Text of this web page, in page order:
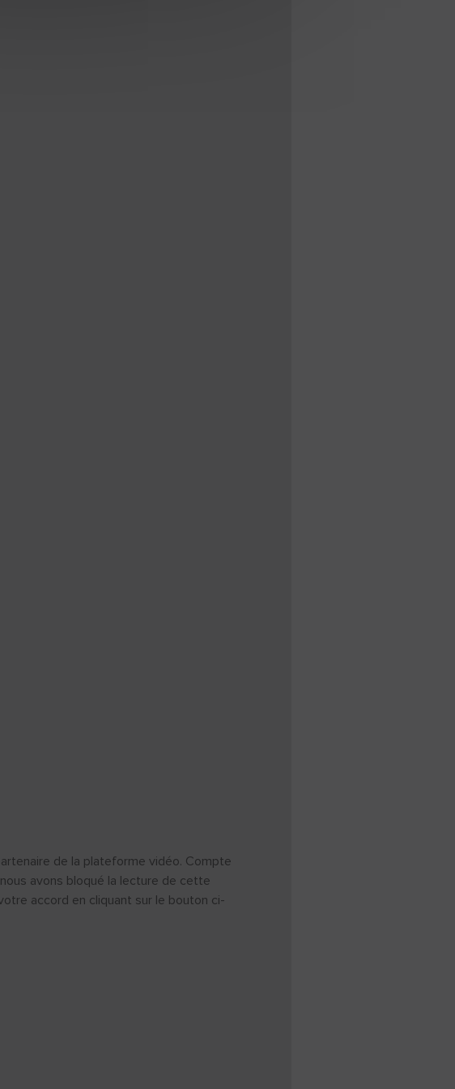
de la plateforme vidéo. Compte
avons bloqué la lecture de cette
accord en cliquant sur le bouton ci-